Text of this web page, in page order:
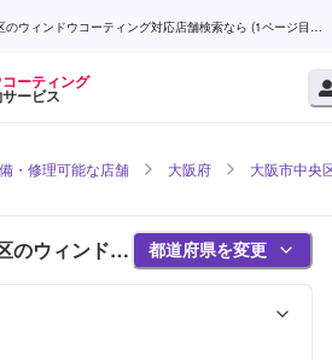
のウィンドウコーティング対応店舗検索なら (1ページ目) |
ーティング
ービス
・修理可能な店舗 大阪府 大阪市中央
のウィンドウ
舗紹介 (1ペー
都道府県を変更